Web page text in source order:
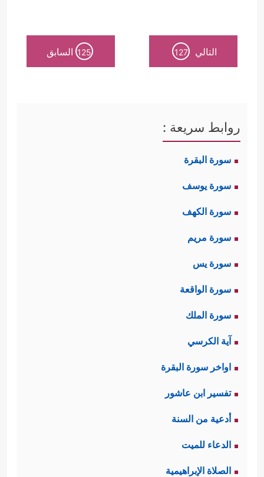
التالي 127
125 السابق
روابط سريعة :
سورة البقرة
سورة يوسف
سورة الكهف
سورة مريم
سورة يس
سورة الواقعة
سورة الملك
آية الكرسي
اواخر سورة البقرة
تفسير ابن عاشور
أدعية من السنة
الدعاء للميت
الصلاة الإبراهيمية